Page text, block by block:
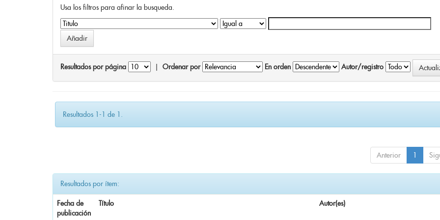
Usa los filtros para afinar la busqueda.
Resultados por página Ordenar por En orden Autor/registro
Resultados 1-1 de 1.
Anterior 1
Resultados por ítem:
Fecha de
publicación
Título Autor(es)